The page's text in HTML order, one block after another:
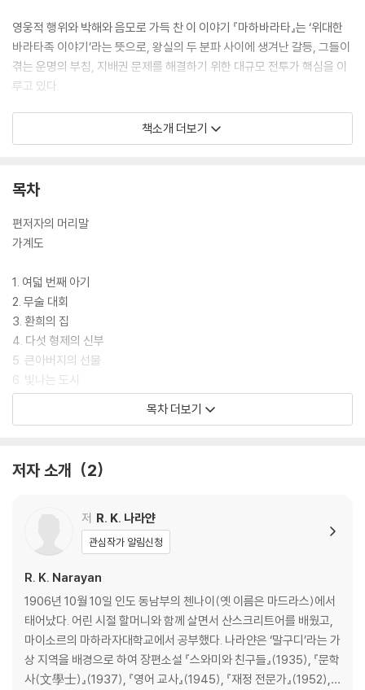
영웅적 행위와 박해와 음모로 가득 찬 이 이야기 『마하바라타』는 ‘위대한
바라타족 이야기’라는 뜻으로, 왕실의 두 분파 사이에 생겨난 갈등, 그들이
겪는 운명의 부침, 지배권 문제를 해결하기 위한 대규모 전투가 핵심을 이
루고 있다.
이런 핵심 줄거리에서 벗어나지 않고 쉽고 재미있게 읽히는 가독성의 범위
안에서 현대적 가치를 부여하는 건 편저자 R. K. 나라얀의 능력이다. 그는
도에서 가장 위대한 영어권 소설가로 알려져 있다. 나라얀의 간결하고 가
어 독자들을 즐겁게 해줄 것이 분명하다.
책소개 더보기
목차
편저자의 머리말
가계도
1. 여덟 번째 아기
2. 무술 대회
3. 환희의 집
4. 다섯 형제의 신부
5. 큰아버지의 선물
6. 빛나는 도시
7. 주사위 노름
11. 전쟁의 먹구름
14. 망설이는 영웅
15. 파괴의 망상
16. 승리와 슬픔
에필로그
옮긴이의 말
등장인물 소개
목차 더보기
저자 소개 2
저 R. K. 나라얀
관심작가 알림신청
R. K. Narayan
1906년 10월 10일 인도 동남부의 첸나이(옛 이름은 마드라스)에서
태어났다. 어린 시절 할머니와 함께 살면서 산스크리트어를 배웠고,
마이소르의 마하라자대학교에서 공부했다. 나라얀은 ‘말구디’라는 가
상 지역을 배경으로 하여 장편소설 『스와미와 친구들』(1935), 『문학
사(文學士)』(1937), 『영어 교사』(1945), 『재정 전문가』(1952),